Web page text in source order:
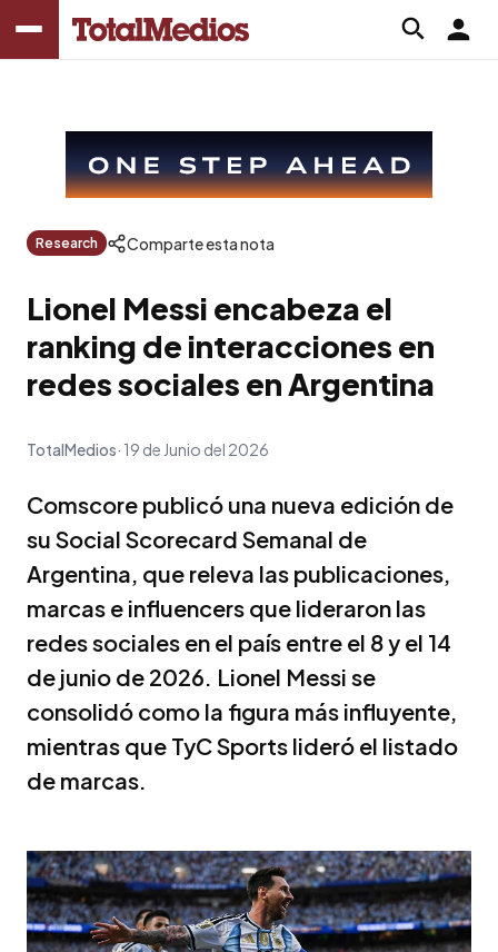
Research Comparte esta nota
Lionel Messi encabeza el
ranking de interacciones en
redes sociales en Argentina
TotalMedios 19 de Junio del 2026
Comscore publicó una nueva edición de
su Social Scorecard Semanal de
Argentina, que releva las publicaciones,
marcas e influencers que lideraron las
redes sociales en el país entre el 8 y el 14
de junio de 2026. Lionel Messi se
consolidó como la figura más influyente,
mientras que TyC Sports lideró el listado
de marcas.